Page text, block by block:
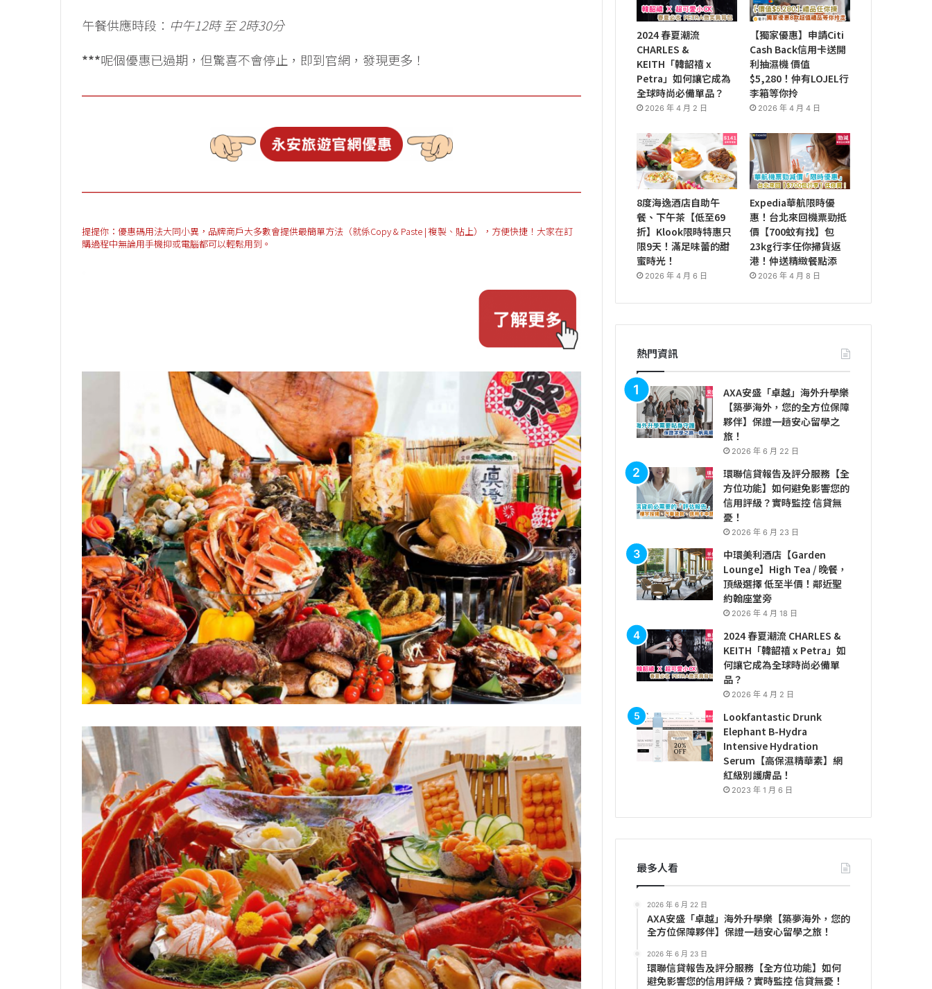
午餐供應時段： 中午12時 至 2時30分
***呢個優惠已過期，但驚喜不會停止，即到官網，發現更多！
提提你：優惠碼用法大同小異，品牌商戶大多數會提供最簡單方法（就係Copy & Paste | 複製、貼上），方便快捷！大家在訂
購過程中無論用手機抑或電腦都可以輕鬆用到。
2024 春夏潮流
CHARLES &
KEITH「韓韶禧 x
Petra」如何讓它成為
全球時尚必備單品？
2026 年 4 月 2 日
【獨家優惠】申請Citi
Cash Back信用卡送開
利抽濕機 價值
$5,280！仲有LOJEL行
李箱等你拎
2026 年 4 月 4 日
8度海逸酒店自助午
餐、下午茶【低至69
折】Klook限時特惠只
限9天！滿足味蕾的甜
蜜時光！
2026 年 4 月 6 日
Expedia華航限時優
惠！台北來回機票勁抵
價【700蚊有找】包
23kg行李任你掃貨返
港！仲送精緻餐點添
2026 年 4 月 8 日
熱門資訊
AXA安盛「卓越」海外升學樂
【築夢海外，您的全方位保障
夥伴】保證一趟安心留學之
旅！
2026 年 6 月 22 日
環聯信貸報告及評分服務【全
方位功能】如何避免影響您的
信用評級？實時監控 信貸無
憂！
2026 年 6 月 23 日
中環美利酒店【Garden
Lounge】High Tea / 晚餐，
頂級選擇 低至半價！鄰近聖
約翰座堂旁
2026 年 4 月 18 日
2024 春夏潮流 CHARLES &
KEITH「韓韶禧 x Petra」如
何讓它成為全球時尚必備單
品？
2026 年 4 月 2 日
Lookfantastic Drunk
Elephant B-Hydra
Intensive Hydration
Serum【高保濕精華素】網
紅級別護膚品！
2023 年 1 月 6 日
最多人看
2026 年 6 月 22 日
AXA安盛「卓越」海外升學樂【築夢海外，您的
全方位保障夥伴】保證一趟安心留學之旅！
2026 年 6 月 23 日
環聯信貸報告及評分服務【全方位功能】如何
避免影響您的信用評級？實時監控 信貸無憂！